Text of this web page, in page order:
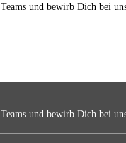
und bewirb Dich bei
und bewirb Dich bei